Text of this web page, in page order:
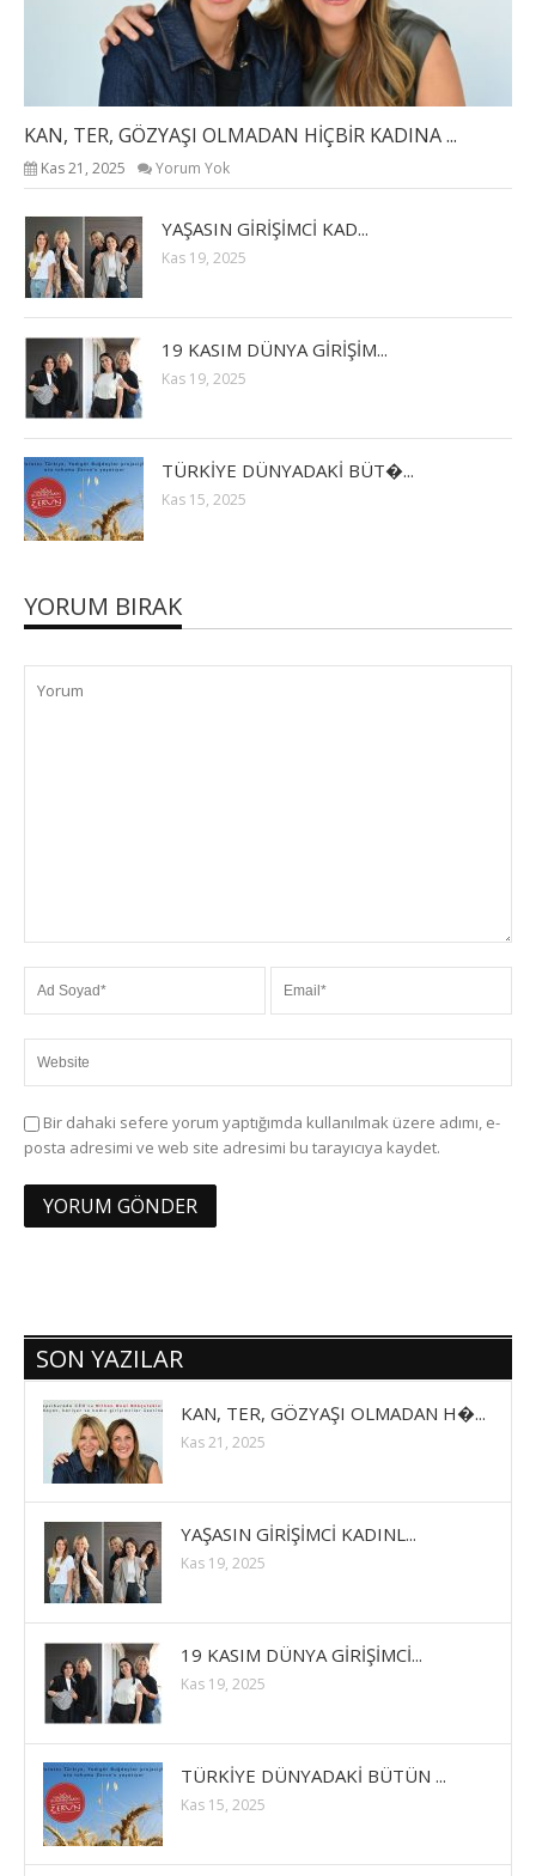
KAN, TER, GÖZYAŞI OLMADAN HİÇBİR KADINA ...
Kas 21, 2025 Yorum Yok
YAŞASIN GİRİŞİMCİ KAD...
Kas 19, 2025
19 KASIM DÜNYA GİRİŞİM...
Kas 19, 2025
TÜRKİYE DÜNYADAKİ BÜT�...
Kas 15, 2025
YORUM BIRAK
Bir dahaki sefere yorum yaptığımda kullanılmak üzere adımı, e-
posta adresimi ve web site adresimi bu tarayıcıya kaydet.
SON YAZILAR
KAN, TER, GÖZYAŞI OLMADAN H�...
Kas 21, 2025
YAŞASIN GİRİŞİMCİ KADINL...
Kas 19, 2025
19 KASIM DÜNYA GİRİŞİMCİ...
Kas 19, 2025
TÜRKİYE DÜNYADAKİ BÜTÜN ...
Kas 15, 2025